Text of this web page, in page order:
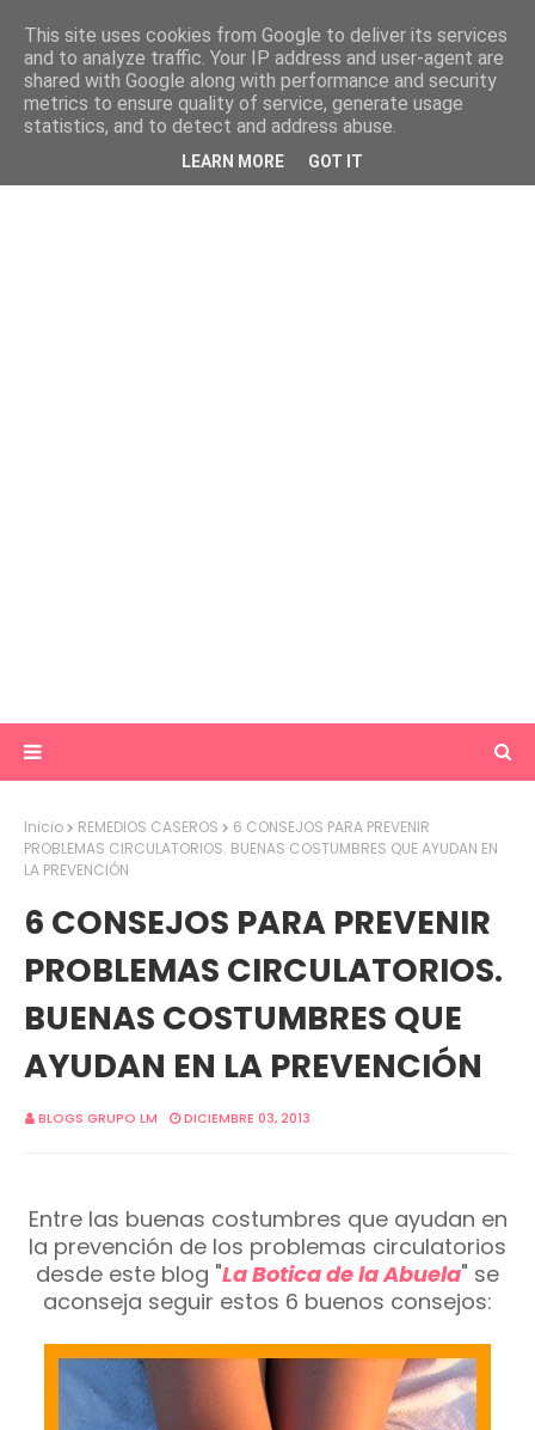
Inicio REMEDIOS CASEROS
6 CONSEJOS PARA PREVENIR
PROBLEMAS CIRCULATORIOS. BUENAS COSTUMBRES QUE AYUDAN EN
LA PREVENCIÓN
6 CONSEJOS PARA PREVENIR
PROBLEMAS CIRCULATORIOS.
BUENAS COSTUMBRES QUE
AYUDAN EN LA PREVENCIÓN
BLOGS GRUPO LM DICIEMBRE 03, 2013
Entre las buenas costumbres que ayudan en
la prevención de los problemas circulatorios
desde este blog "La Botica de la Abuela" se
aconseja seguir estos 6 buenos consejos:
This site uses cookies from Google to deliver its services
and to analyze traffic. Your IP address and user-agent are
shared with Google along with performance and security
metrics to ensure quality of service, generate usage
statistics, and to detect and address abuse.
LEARN MORE GOT IT